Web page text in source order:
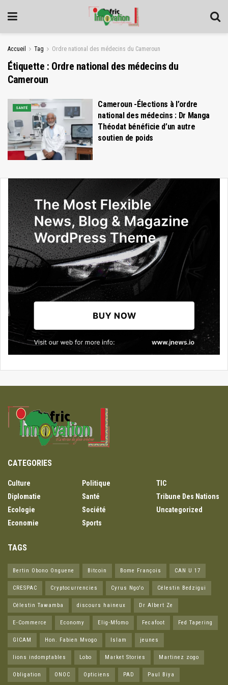
Accueil Tag Ordre national des médecins du Cameroun
Étiquette : Ordre national des médecins du
Cameroun
SANTÉ
Cameroun -Élections à l’ordre
national des médecins : Dr Manga
Théodat bénéficie d’un autre
soutien de poids
CATEGORIES
Culture
Diplomatie
Ecologie
Economie
Politique
Santé
Société
Sports
TIC
Tribune Des Nations
Uncategorized
TAGS
Bertin Obono Onguene Bitcoin Bome François CAN U 17
CRESPAC Cryptocurrencies Cyrus Ngo'o Célestin Bedzigui
Célestin Tawamba discours haineux Dr Albert Ze
E-Commerce Economy Elig-Mfomo Fecafoot Fed Tapering
GICAM Hon. Fabien Mvogo Islam jeunes
lions indomptables Lobo Market Stories Martinez zogo
Obligation ONOC Opticiens PAD Paul Biya